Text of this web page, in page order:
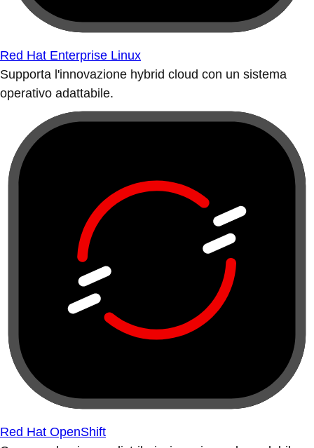
Red Hat Enterprise Linux
Supporta l'innovazione hybrid cloud con un sistema
operativo adattabile.
Red Hat OpenShift